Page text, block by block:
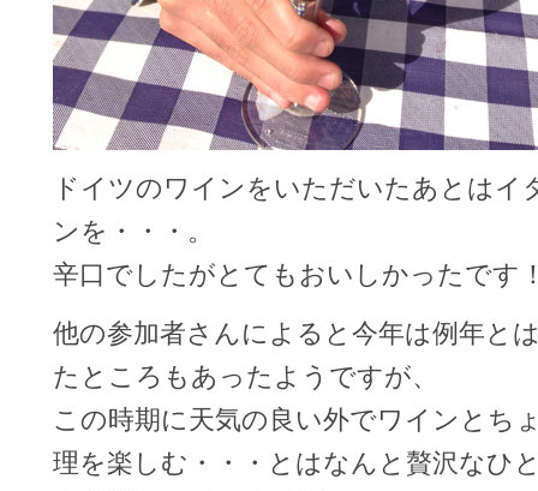
ドイツのワインをいただいたあとはイ
ンを・・・。
辛口でしたがとてもおいしかったです
他の参加者さんによると今年は例年と
たところもあったようですが、
この時期に天気の良い外でワインとち
理を楽しむ・・・とはなんと贅沢なひ